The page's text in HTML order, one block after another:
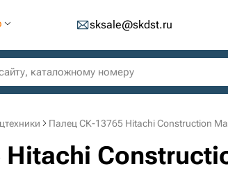
sksale@skdst.ru
Палец СК-13765 Hitachi Construction